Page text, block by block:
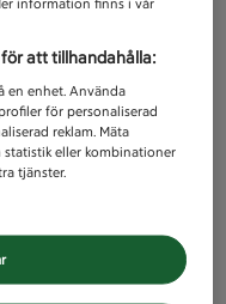
information finns i vår
att tillhandahålla:
en enhet. Använda
för personaliserad
reklam. Mäta
statistik eller kombinationer
tjänster.